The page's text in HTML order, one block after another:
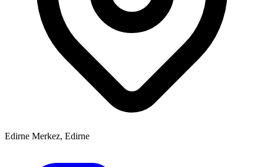
Edirne Merkez, Edirne